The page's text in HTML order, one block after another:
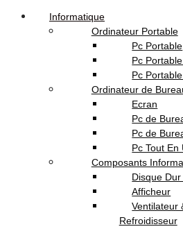
TV-Son-Photos
ZQS4290 Barre de son karaoké
SING-E
son karaoké
Informatique
Ordinateur Portable
Pc Portable
Pc Portable
Pc
Ordinateur de
Ecran
Pc de
Pc de
Pc Tout En
Composants
Disque
Afficheur
Ventilateur
Refroidisseur